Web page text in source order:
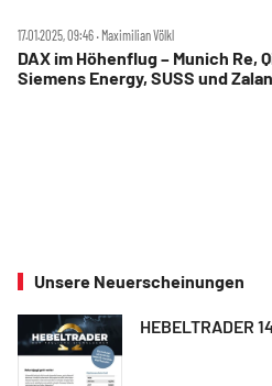
17.01.2025, 09:46 ‧ Maximilian Völkl
DAX im Höhenflug – Munich Re,
Siemens Energy, SUSS und
Unsere Neuerscheinungen
HEBELTRADER